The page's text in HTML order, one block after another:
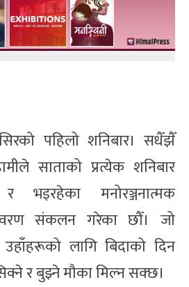
पहिलो शनिबार। सधैँझैँ
साताको प्रत्येक शनिबार
भइरहेका मनोरञ्जनात्मक
संकलन गरेका छौँ। जो
लागि बिदाको दिन
र बुझ्ने मौका मिल्न सक्छ।